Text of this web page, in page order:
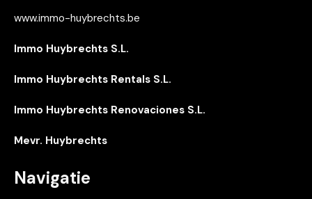
www.immo-huybrechts.be
Immo Huybrechts S.L.
Immo Huybrechts Rentals S.L.
Immo Huybrechts Renovaciones S.L.
Mevr. Huybrechts
Navigatie